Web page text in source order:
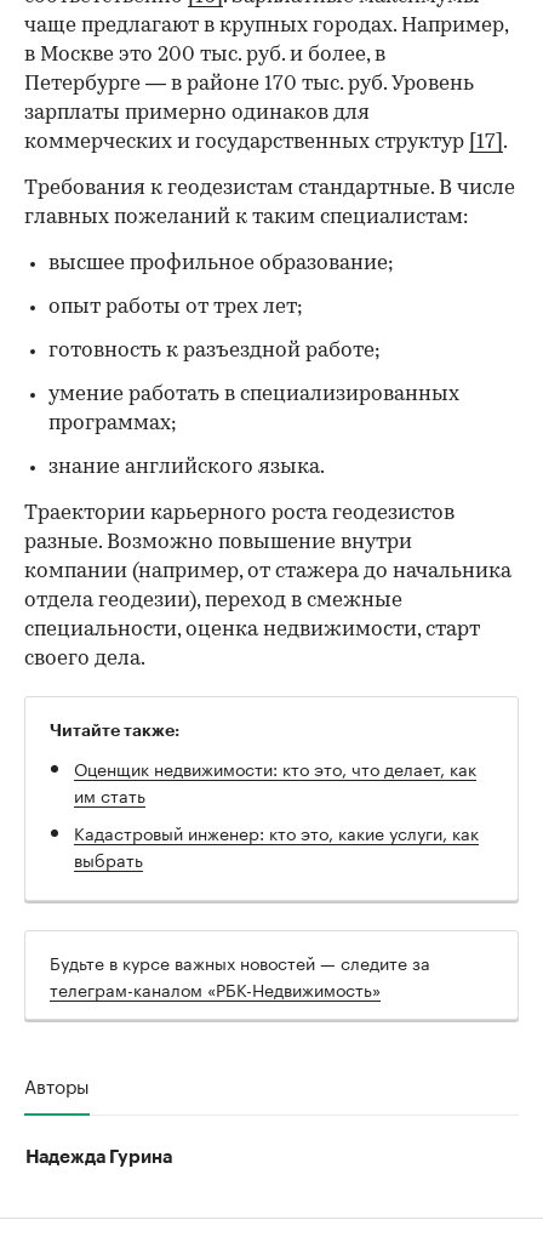
чаще предлагают в крупных городах. Например,
в Москве это 200 тыс. руб. и более, в
Петербурге — в районе 170 тыс. руб. Уровень
зарплаты примерно одинаков для
коммерческих и государственных структур [17] .
Требования к геодезистам стандартные. В числе
главных пожеланий к таким специалистам:
высшее профильное образование;
опыт работы от трех лет;
готовность к разъездной работе;
умение работать в специализированных
программах;
знание английского языка.
Траектории карьерного роста геодезистов
разные. Возможно повышение внутри
компании (например, от стажера до начальника
отдела геодезии), переход в смежные
специальности, оценка недвижимости, старт
своего дела.
Читайте также:
Оценщик недвижимости: кто это, что делает, как
им стать
Кадастровый инженер: кто это, какие услуги, как
выбрать
Будьте в курсе важных новостей — следите за
телеграм-каналом «РБК-Недвижимость»
Авторы
Надежда Гурина